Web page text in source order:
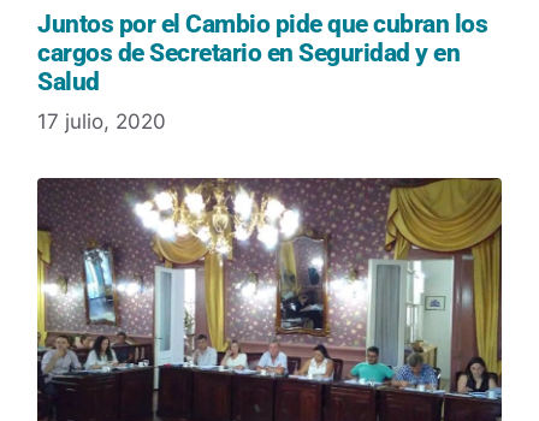
Juntos por el Cambio pide que cubran los
cargos de Secretario en Seguridad y en
Salud
17 julio, 2020